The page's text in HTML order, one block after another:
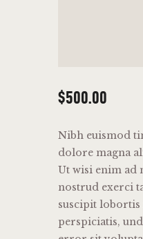
$500.00
Nibh euismod
dolore magna
Ut wisi enim ad
nostrud exerci
suscipit lobortis
perspiciatis,